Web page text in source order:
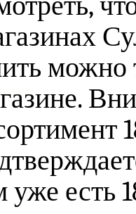
можно
уже есть